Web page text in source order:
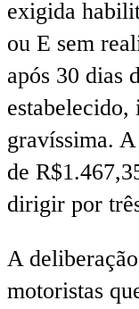
exigida
ou E sem
após 30 dias
gravíssima. A
de
dirigir por
A
motoristas